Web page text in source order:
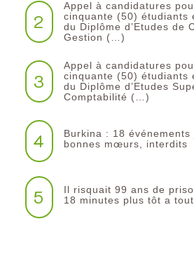
2
Appel à candidatures
cinquante (50) étudiants
du Diplôme d’Etudes de
Gestion (…)
3
Appel à candidatures
cinquante (50) étudiants
du Diplôme d’Etudes
Comptabilité (…)
4
Burkina : 18
bonnes mœurs, interdits
5
Il risquait 99 ans de
18 minutes plus tôt a